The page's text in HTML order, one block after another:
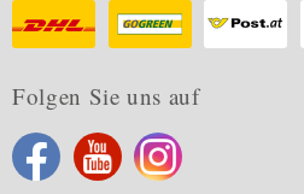
Folgen Sie uns auf